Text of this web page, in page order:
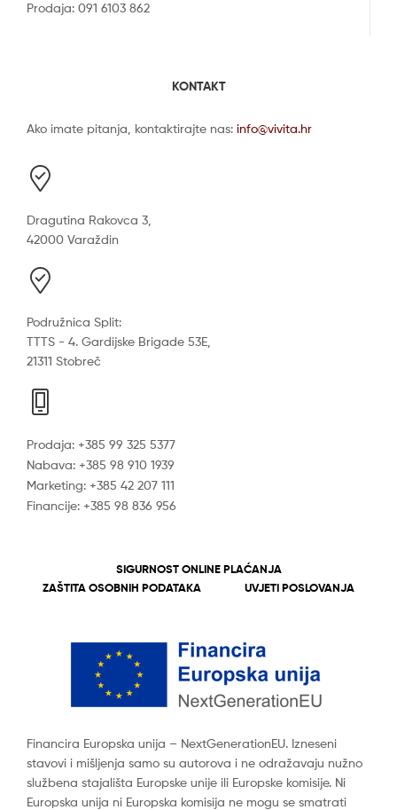
Prodaja: 091 6103 862
KONTAKT
Ako imate pitanja, kontaktirajte nas: info@vivita.hr
Dragutina Rakovca 3,
42000 Varaždin
Podružnica Split:
TTTS - 4. Gardijske Brigade 53E,
21311 Stobreč
Prodaja: +385 99 325 5377
Nabava: +385 98 910 1939
Marketing: +385 42 207 111
Financije: +385 98 836 956
SIGURNOST ONLINE PLAĆANJA
ZAŠTITA OSOBNIH PODATAKA
UVJETI POSLOVANJA
Financira Europska unija – NextGenerationEU. Izneseni
stavovi i mišljenja samo su autorova i ne odražavaju nužno
službena stajališta Europske unije ili Europske komisije. Ni
Europska unija ni Europska komisija ne mogu se smatrati